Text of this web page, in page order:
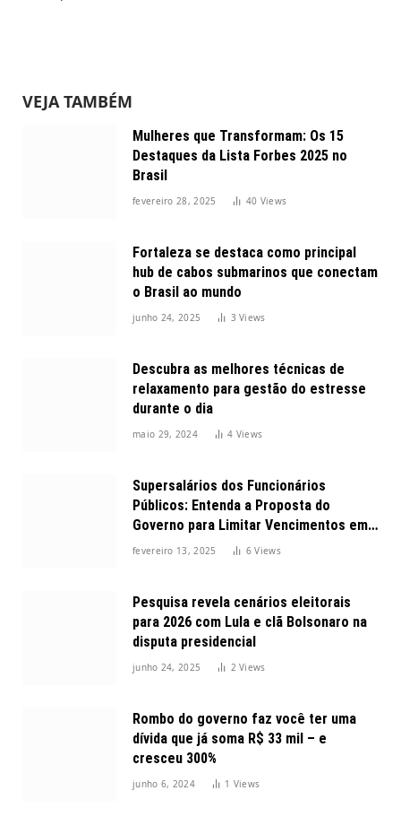
VEJA TAMBÉM
Mulheres que Transformam: Os 15
Destaques da Lista Forbes 2025 no
Brasil
fevereiro 28, 2025 40 Views
Fortaleza se destaca como principal
hub de cabos submarinos que conectam
o Brasil ao mundo
junho 24, 2025 3Views
Descubra as melhores técnicas de
relaxamento para gestão do estresse
durante o dia
maio 29, 2024 4 Views
Supersalários dos Funcionários
Públicos: Entenda a Proposta do
Governo para Limitar Vencimentos em
2025
fevereiro 13, 2025 6Views
Pesquisa revela cenários eleitorais
para 2026 com Lula e clã Bolsonaro na
disputa presidencial
junho 24, 2025 2Views
Rombo do governo faz você ter uma
dívida que já soma R$ 33 mil – e
cresceu 300%
junho 6, 2024 1 Views